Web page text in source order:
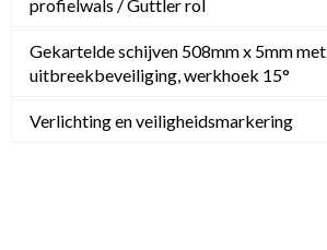
profielwals / Guttler rol
Gekartelde schijven 508mm x 5mm met
uitbreekbeveiliging, werkhoek 15°
Verlichting en veiligheidsmarkering